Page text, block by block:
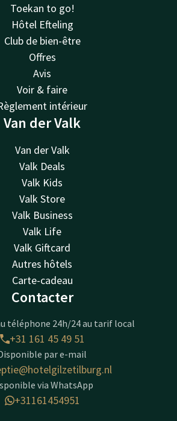
Toekan to go!
Hôtel Efteling
Club de bien-être
Offres
Avis
Voir & faire
intérieur
Van der Valk
Van der Valk
Valk Deals
Valk Kids
Valk Store
Valk Business
Valk Life
Valk Giftcard
Autres hôtels
Carte-cadeau
Contacter
téléphone 24h/24 au tarif local
+31 161 45 49 51
par e-mail
via WhatsApp
+31161454951